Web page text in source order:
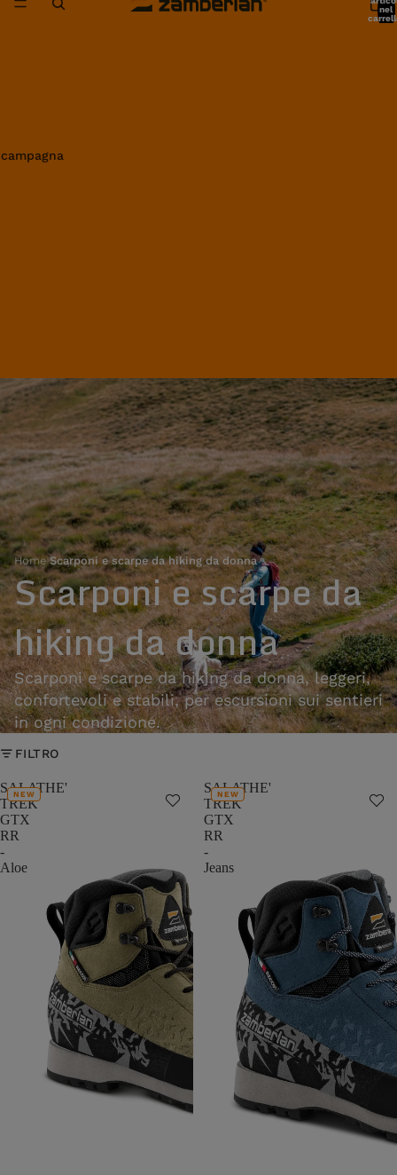
nel
Home›Scarponi e scarpe da hiking da donna
Scarponi e scarpe da
hiking da donna
Scarponi e scarpe da hiking da donna, leggeri,
confortevoli e stabili, per escursioni sui sentieri
in ogni condizione.
FILTRO
SALATHE'
TREK
GTX
RR
-
Aloe
NEW
SALATHE'
TREK
GTX
RR
-
Jeans
NEW